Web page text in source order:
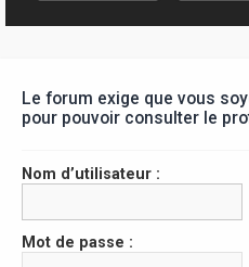
Le forum exige que vous
pour pouvoir consulter le
Nom d’utilisateur :
Mot de passe :